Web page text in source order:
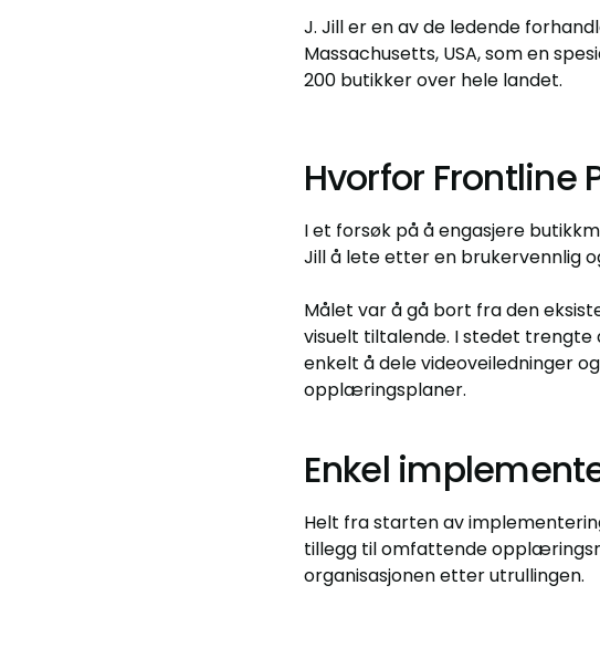
J. Jill er en av de ledende
Massachusetts, USA, som en
200 butikker over hele landet.
Hvorfor Frontline
I et forsøk på å engasjere
Jill å lete etter en brukervennlig
Målet var å gå bort fra den
visuelt tiltalende. I stedet
enkelt å dele videoveiledninger
opplæringsplaner.
Enkel
Helt fra starten av
tillegg til omfattende
organisasjonen etter utrullingen.